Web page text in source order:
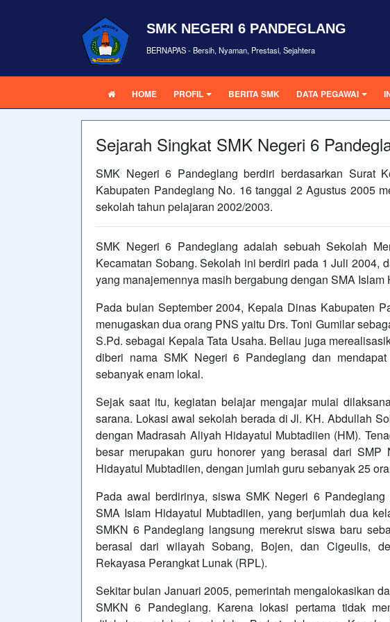
SMK NEGERI 6 PANDEGLANG
BERNAPAS - Bersih, Nyaman, Prestasi, Sejahtera
HOME PROFIL BERITA SMK DATA PEGAWAI
Sejarah Singkat SMK Negeri 6
SMK Negeri 6 Pandeglang berdiri berdasarkan Surat
Kabupaten Pandeglang No. 16 tanggal 2 Agustus 2005
sekolah tahun pelajaran 2002/2003.
SMK Negeri 6 Pandeglang adalah sebuah Sekolah
Kecamatan Sobang. Sekolah ini berdiri pada 1 Juli 2004,
yang manajemennya masih bergabung dengan SMA Islam
Pada bulan September 2004, Kepala Dinas Kabupaten
menugaskan dua orang PNS yaitu Drs. Toni Gumilar
S.Pd. sebagai Kepala Tata Usaha. Beliau juga
diberi nama SMK Negeri 6 Pandeglang dan
sebanyak enam lokal.
Sejak saat itu, kegiatan belajar mengajar mulai
sarana. Lokasi awal sekolah berada di Jl. KH. Abdullah
dengan Madrasah Aliyah Hidayatul Mubtadiien (HM).
besar merupakan guru honorer yang berasal dari SMP
Hidayatul Mubtadiien, dengan jumlah guru sebanyak 25
Pada awal berdirinya, siswa SMK Negeri 6
SMA Islam Hidayatul Mubtadiien, yang berjumlah dua
SMKN 6 Pandeglang langsung merekrut siswa baru
berasal dari wilayah Sobang, Bojen, dan Cigeulis,
Rekayasa Perangkat Lunak (RPL).
Sekitar bulan Januari 2005, pemerintah mengalokasikan
SMKN 6 Pandeglang. Karena lokasi pertama tidak